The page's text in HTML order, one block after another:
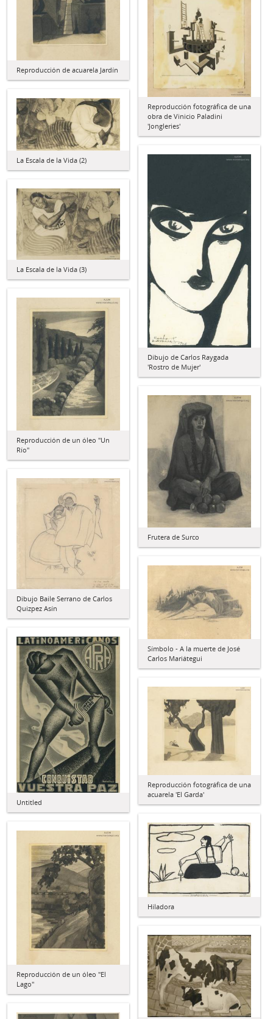
Reproducción de acuarela Jardín
Reproducción fotográfica de una
obra de Vinicio Paladini
'Jongleries'
La Escala de la Vida (2)
Dibujo de Carlos Raygada
'Rostro de Mujer'
La Escala de la Vida (3)
Reproducción de un óleo "Un
Río"
Frutera de Surco
Dibujo Baile Serrano de Carlos
Quizpez Asín
Símbolo - A la muerte de José
Carlos Mariátegui
Untitled
Reproducción fotográfica de una
acuarela 'El Garda'
Hiladora
Reproducción de un óleo "El
Lago"